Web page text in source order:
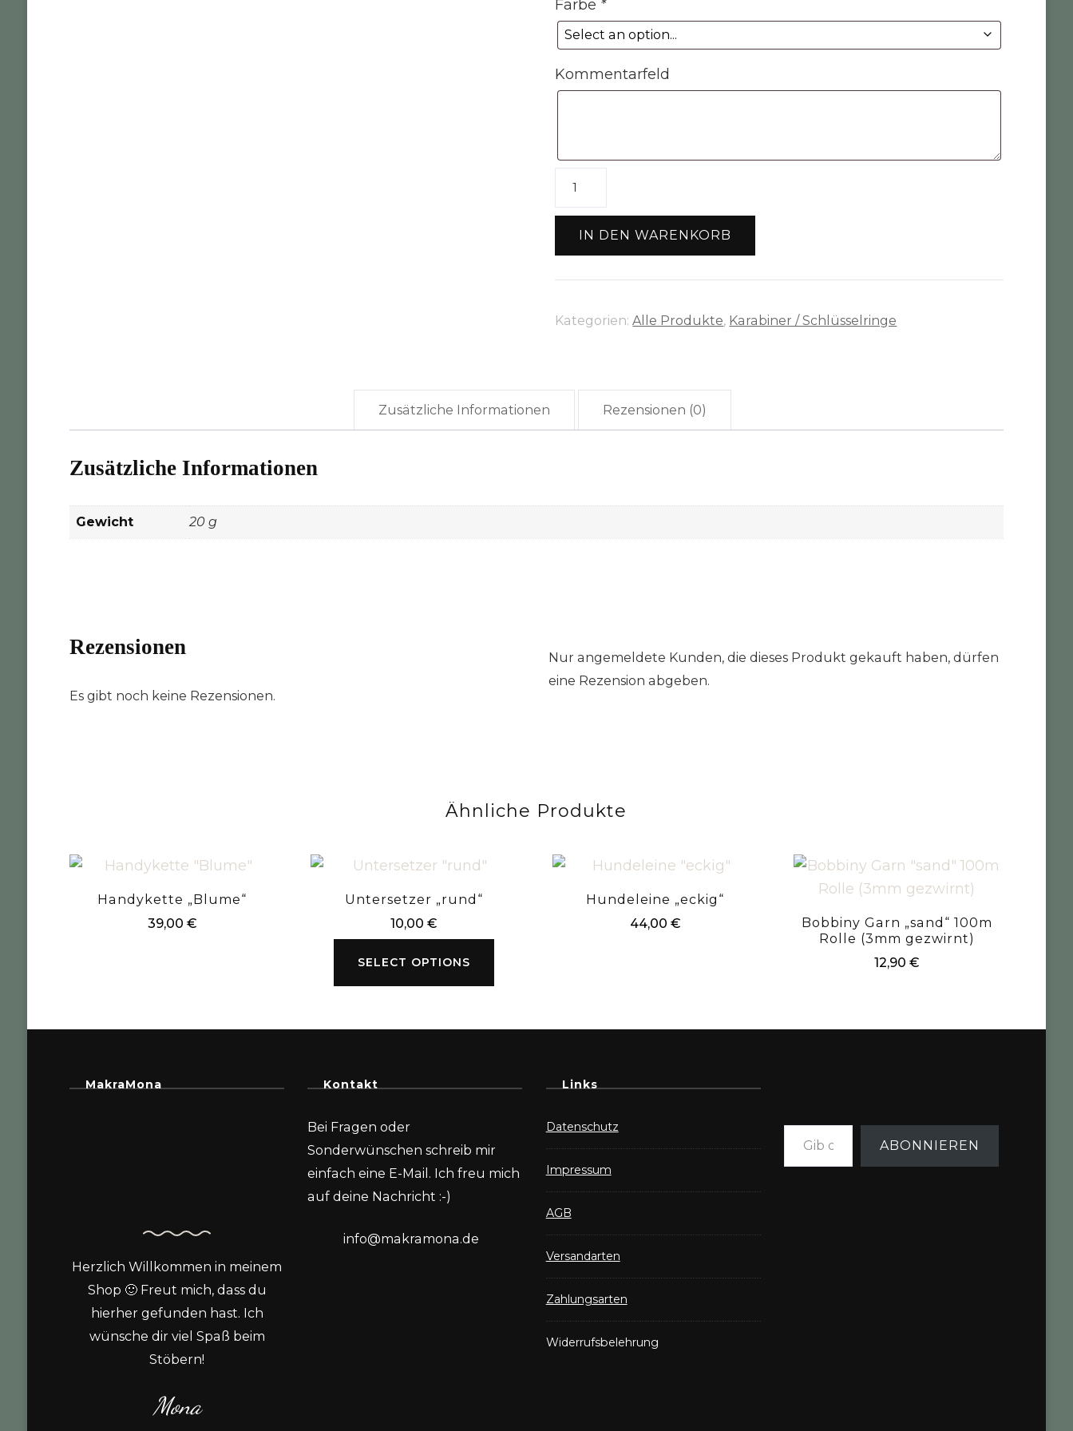
Farbe *
Kommentarfeld
IN DEN WARENKORB
Kategorien:Alle Produkte, Karabiner / Schlüsselringe
Zusätzliche Informationen Rezensionen (0)
Zusätzliche Informationen
Gewicht 20 g
Rezensionen
Es gibt noch keine Rezensionen.
Nur angemeldete Kunden, die dieses Produkt gekauft haben, dürfen
eine Rezension abgeben.
Ähnliche Produkte
Handykette „Blume“
39,00 €
Untersetzer „rund“
10,00 €
SELECT OPTIONS
Hundeleine „eckig“
44,00 €
Bobbiny Garn „sand“ 100m
Rolle (3mm gezwirnt)
12,90 €
MakraMona
Herzlich Willkommen in meinem
Shop 🙂 Freut mich, dass du
hierher gefunden hast. Ich
wünsche dir viel Spaß beim
Stöbern!
Mona
Kontakt
Bei Fragen oder
Sonderwünschen schreib mir
einfach eine E-Mail. Ich freu mich
auf deine Nachricht :-)
info@makramona.de
Links
Datenschutz
Impressum
AGB
Versandarten
Zahlungsarten
Widerrufsbelehrung
Gib deine E-Mail-Adresse ein ...
ABONNIEREN